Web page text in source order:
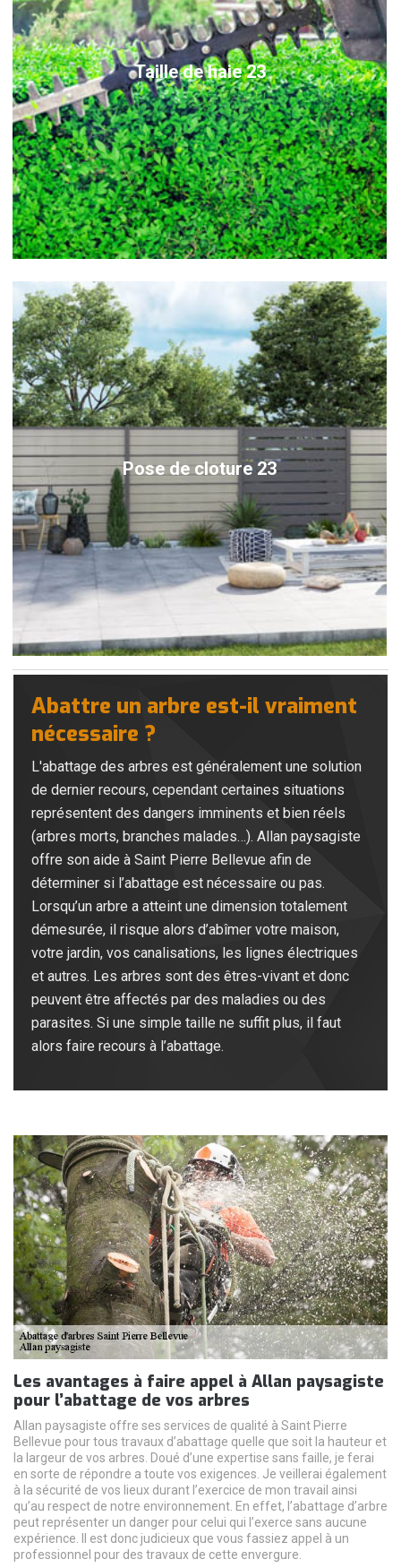
Taille de haie 23
Pose de cloture 23
Abattre un arbre est-il vraiment
nécessaire ?
L'abattage des arbres est généralement une solution
de dernier recours, cependant certaines situations
représentent des dangers imminents et bien réels
(arbres morts, branches malades…). Allan paysagiste
offre son aide à Saint Pierre Bellevue afin de
déterminer si l’abattage est nécessaire ou pas.
Lorsqu’un arbre a atteint une dimension totalement
démesurée, il risque alors d’abîmer votre maison,
votre jardin, vos canalisations, les lignes électriques
et autres. Les arbres sont des êtres-vivant et donc
peuvent être affectés par des maladies ou des
parasites. Si une simple taille ne suffit plus, il faut
alors faire recours à l’abattage.
Les avantages à faire appel à Allan paysagiste
pour l’abattage de vos arbres
Allan paysagiste offre ses services de qualité à Saint Pierre
Bellevue pour tous travaux d’abattage quelle que soit la hauteur et
la largeur de vos arbres. Doué d’une expertise sans faille, je ferai
en sorte de répondre a toute vos exigences. Je veillerai également
à la sécurité de vos lieux durant l’exercice de mon travail ainsi
qu’au respect de notre environnement. En effet, l’abattage d’arbre
peut représenter un danger pour celui qui l’exerce sans aucune
expérience. Il est donc judicieux que vous fassiez appel à un
professionnel pour des travaux de cette envergure.